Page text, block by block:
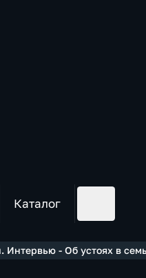
Каталог
Интервью - Об устоях в